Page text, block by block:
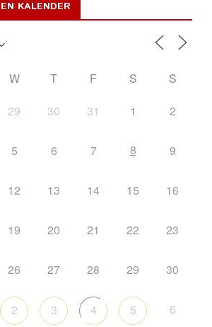
KALENDER
W T F S
S
29 30 31 1 2
5 6 7 8 9
12 13 14 15 16
19 20 21 22 23
26 27 28 29 30
2 3 4 5 6